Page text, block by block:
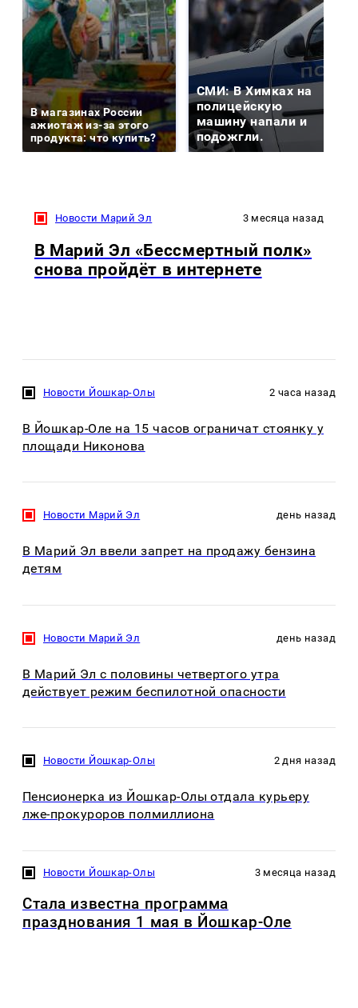
В магазинах России
ажиотаж из-за этого
продукта: что купить?
СМИ: В Химках на
полицейскую
машину напали и
подожгли.
Новости Марий Эл 3 месяца назад
В Марий Эл «Бессмертный полк»
снова пройдёт в интернете
Новости Йошкар-Олы 2 часа назад
В Йошкар-Оле на 15 часов ограничат стоянку у
площади Никонова
Новости Марий Эл день назад
В Марий Эл ввели запрет на продажу бензина
детям
Новости Марий Эл день назад
В Марий Эл с половины четвертого утра
действует режим беспилотной опасности
Новости Йошкар-Олы 2 дня назад
Пенсионерка из Йошкар-Олы отдала курьеру
лже-прокуроров полмиллиона
Новости Йошкар-Олы 3 месяца назад
Стала известна программа
празднования 1 мая в Йошкар-Оле